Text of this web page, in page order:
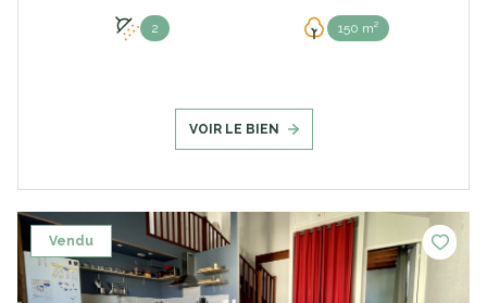
2 150 m²
VOIR LE BIEN
Vendu